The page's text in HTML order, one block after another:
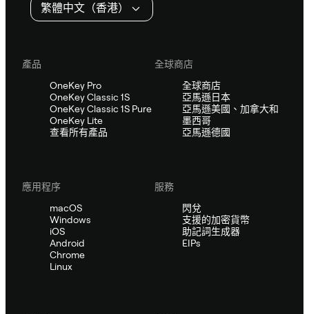
繁體中文（香港）
產品
OneKey Pro
OneKey Classic 1S
OneKey Classic 1S Pure
OneKey Lite
查看所有產品
全球商店
全球商店
亞馬遜日本
亞馬遜美國、加拿大和
墨西哥
亞馬遜德國
應用程序
macOS
Windows
iOS
Android
Chrome
Linux
服務
閃兌
支援的加密貨幣
助記詞生成器
EIPs